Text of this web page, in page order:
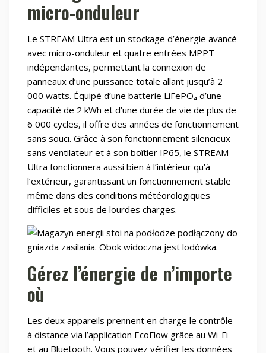
micro-onduleur
Le STREAM Ultra est un stockage d’énergie avancé
avec micro-onduleur et quatre entrées MPPT
indépendantes, permettant la connexion de
panneaux d’une puissance totale allant jusqu’à 2
000 watts. Équipé d’une batterie LiFePO₄ d’une
capacité de 2 kWh et d’une durée de vie de plus de
6 000 cycles, il offre des années de fonctionnement
sans souci. Grâce à son fonctionnement silencieux
sans ventilateur et à son boîtier IP65, le STREAM
Ultra fonctionnera aussi bien à l’intérieur qu’à
l’extérieur, garantissant un fonctionnement stable
même dans des conditions météorologiques
difficiles et sous de lourdes charges.
Gérez l’énergie de n’importe
où
Les deux appareils prennent en charge le contrôle
à distance via l’application EcoFlow grâce au Wi-Fi
et au Bluetooth. Vous pouvez vérifier les données